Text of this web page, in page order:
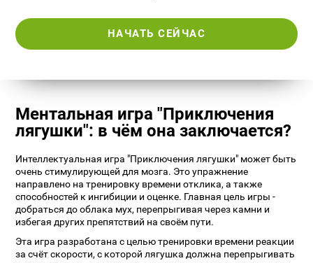
НАЧАТЬ СЕЙЧАС
Ментальная игра "Приключения
лягушки": в чём она заключается?
Интеллектуальная игра "Приключения лягушки" может быть
очень стимулирующей для мозга. Это упражнение
направлено на тренировку времени отклика, а также
способностей к ингибиции и оценке. Главная цель игры -
добраться до облака мух, перепрыгивая через камни и
избегая других препятствий на своём пути.
Эта игра разработана с целью тренировки времени реакции
за счёт скорости, с которой лягушка должна перепрыгивать